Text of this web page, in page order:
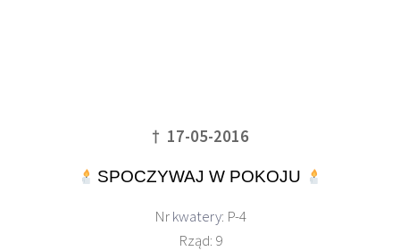
† 17-05-2016
SPOCZYWAJ W POKOJU
Nrkwatery: P-4
Rząd: 9